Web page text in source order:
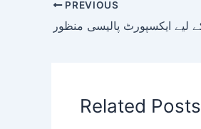
PREVIOUS
Related Posts